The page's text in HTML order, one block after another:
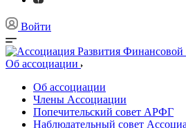
Войти
Об ассоциации
Об ассоциации
Члены Ассоциации
Попечительский совет АРФГ
Наблюдательный совет